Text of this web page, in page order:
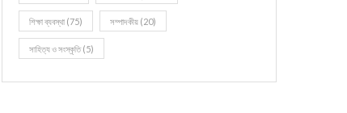
শিক্ষা ব্যবস্থা (75) সম্পাদকীয় (20)
সাহিত্য ও সংস্কৃতি(5)